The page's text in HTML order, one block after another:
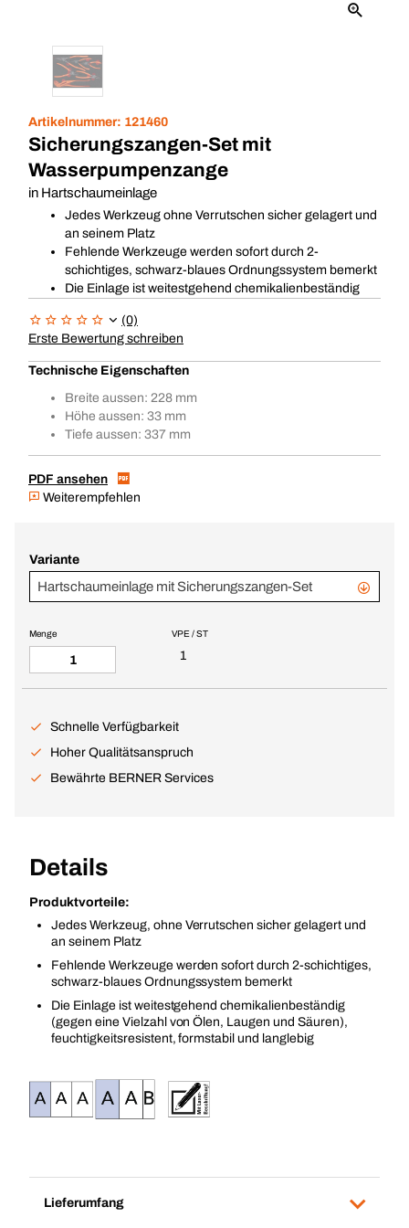
Artikelnummer: 121460
Sicherungszangen-Set mit
Wasserpumpenzange
in Hartschaumeinlage
Jedes Werkzeug ohne Verrutschen sicher gelagert und
an seinem Platz
Fehlende Werkzeuge werden sofort durch 2-
schichtiges, schwarz-blaues Ordnungssystem bemerkt
Die Einlage ist weitestgehend chemikalienbeständig
(0)
Erste Bewertung schreiben
Technische Eigenschaften
Breite aussen: 228 mm
Höhe aussen: 33 mm
Tiefe aussen: 337 mm
PDF ansehen
Weiterempfehlen
Variante
Hartschaumeinlage mit Sicherungszangen-Set
VPE / ST
1
Menge
Schnelle Verfügbarkeit
Hoher Qualitätsanspruch
Bewährte BERNER Services
Details
Produktvorteile:
Jedes Werkzeug, ohne Verrutschen sicher gelagert und
an seinem Platz
Fehlende Werkzeuge werden sofort durch 2-schichtiges,
schwarz-blaues Ordnungssystem bemerkt
Die Einlage ist weitestgehend chemikalienbeständig
(gegen eine Vielzahl von Ölen, Laugen und Säuren),
feuchtigkeitsresistent, formstabil und langlebig
Lieferumfang